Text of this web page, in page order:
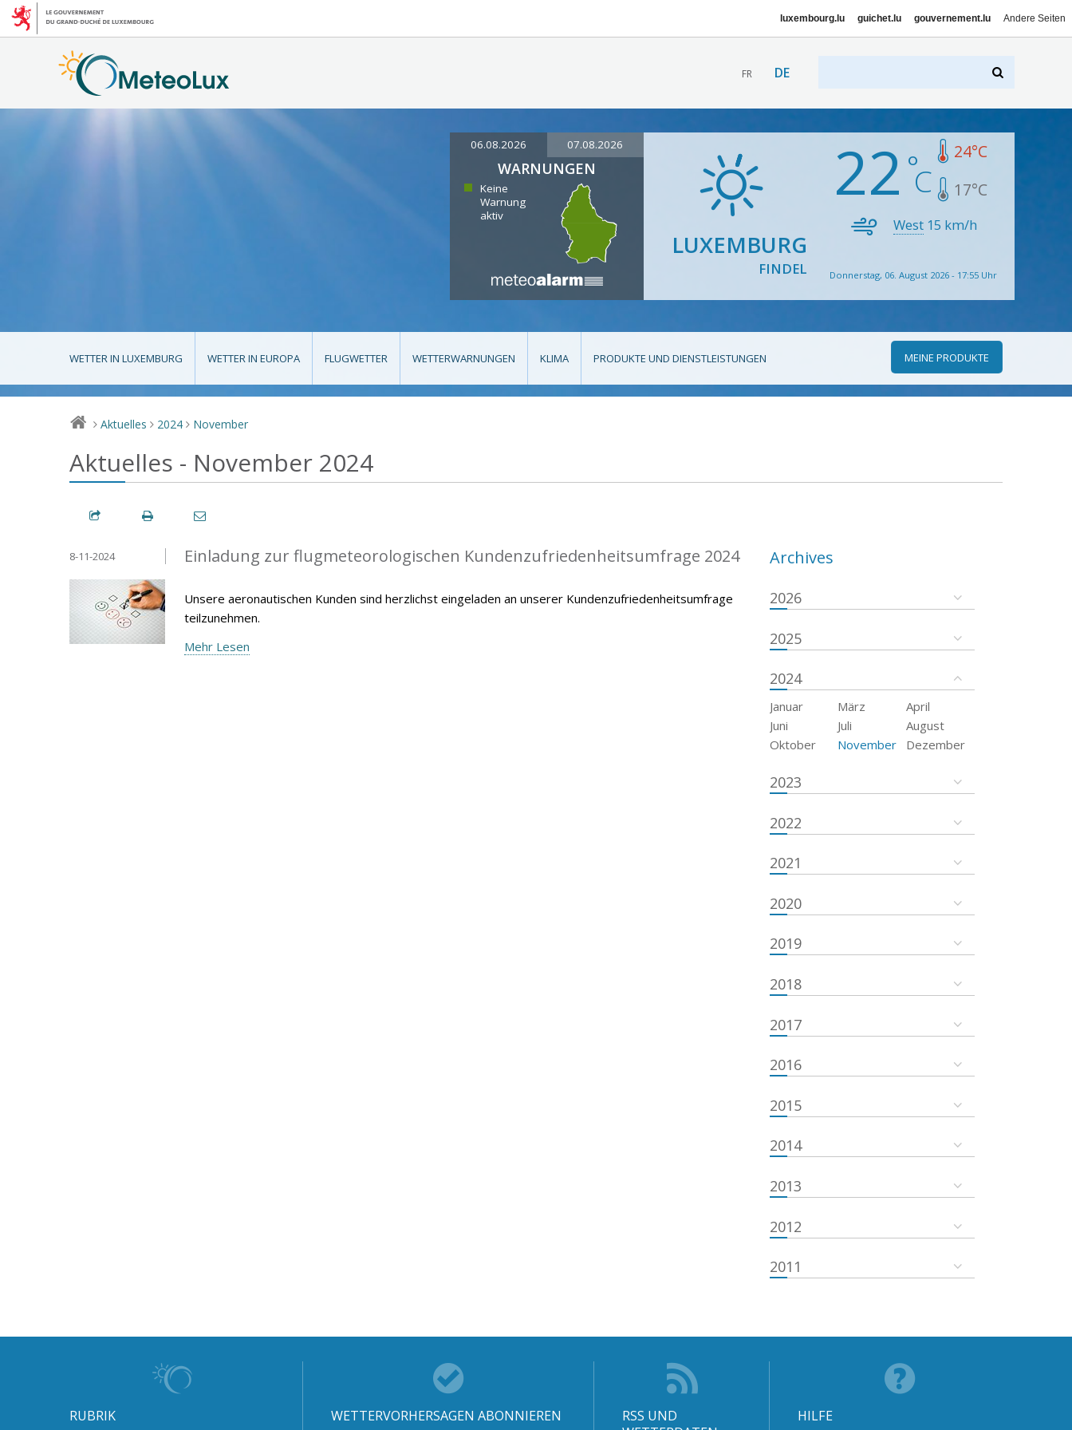
luxembourg.lu guichet.lu gouvernement.lu Andere Seiten
FR DE
06.08.2026 07.08.2026
WARNUNGEN
Keine
Warnung
aktiv
LUXEMBURG
FINDEL
22 24°C
17°C
West 15 km/h
Donnerstag, 06. August 2026 - 17:55 Uhr
WETTER IN LUXEMBURG WETTER IN EUROPA FLUGWETTER WETTERWARNUNGEN KLIMA PRODUKTE UND DIENSTLEISTUNGEN MEINE PRODUKTE
> Aktuelles > 2024 > November
Aktuelles - November 2024
Einladung zur flugmeteorologischen Kundenzufriedenheitsumfrage 2024
8-11-2024
Unsere aeronautischen Kunden sind herzlichst eingeladen an unserer Kundenzufriedenheitsumfrage
teilzunehmen.
Mehr Lesen
Archives
2026
2025
2024
Januar März
April
Juni
Juli
August
Oktober
November Dezember
2023
2022
2021
2020
2019
2018
2017
2016
2015
2014
2013
2012
2011
RUBRIK WETTERVORHERSAGEN ABONNIEREN
RSS UND
HILFE